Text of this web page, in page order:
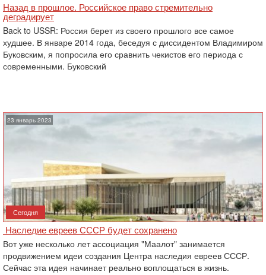
Назад в прошлое. Российское право стремительно
деградирует
Back to USSR: Россия берет из своего прошлого все самое
худшее. В январе 2014 года, беседуя с диссидентом Владимиром
Буковским, я попросила его сравнить чекистов его периода с
современными. Буковский
23 январь 2023
Сегодня
Наследие евреев СССР будет сохранено
Вот уже несколько лет ассоциация "Маалот" занимается
продвижением идеи создания Центра наследия евреев СССР.
Сейчас эта идея начинает реально воплощаться в жизнь.